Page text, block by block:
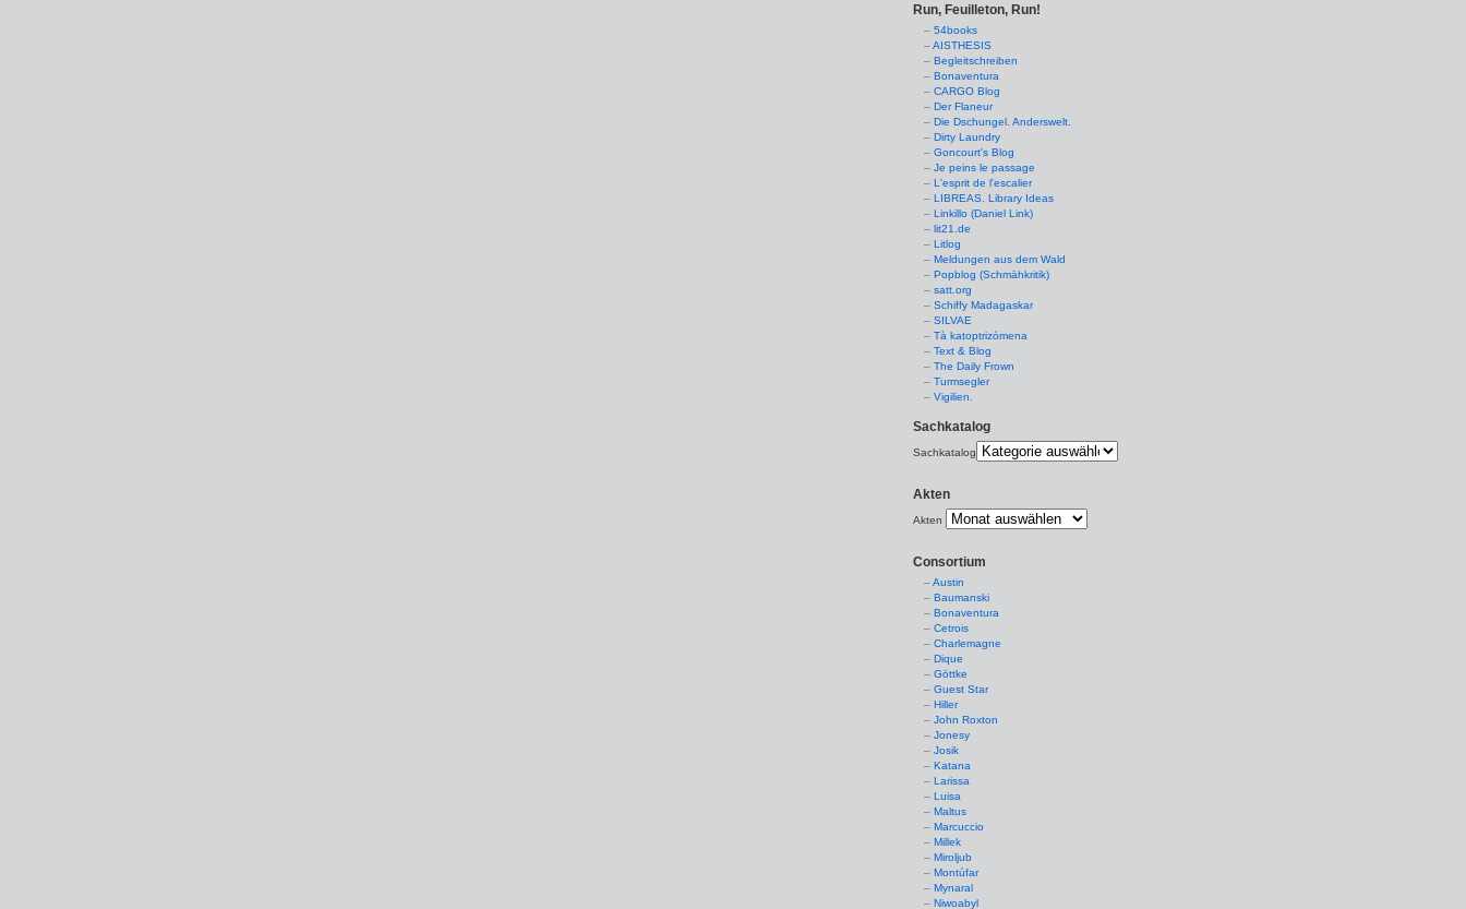
Run, Feuilleton, Run!
54books
AISTHESIS
Begleitschreiben
Bonaventura
CARGO Blog
Der Flaneur
Die Dschungel. Anderswelt.
Dirty Laundry
Goncourt's Blog
Je peins le passage
L'esprit de l'escalier
LIBREAS. Library Ideas
Linkillo (Daniel Link)
lit21.de
Litlog
Meldungen aus dem Wald
Popblog (Schmähkritik)
satt.org
Schiffy Madagaskar
SILVAE
Tà katoptrizómena
Text & Blog
The Daily Frown
Turmsegler
Vigilien.
Sachkatalog
Sachkatalog
Akten
Akten
Consortium
Austin
Baumanski
Bonaventura
Cetrois
Charlemagne
Dique
Göttke
Guest Star
Hiller
John Roxton
Jonesy
Josik
Katana
Larissa
Luisa
Maltus
Marcuccio
Millek
Miroljub
Montúfar
Mynaral
Niwoabyl